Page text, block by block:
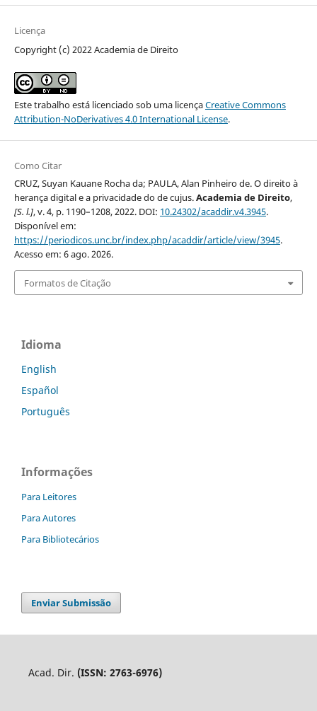
Licença
Copyright (c) 2022 Academia de Direito
Este trabalho está licenciado sob uma licençaCreative Commons
Attribution-NoDerivatives 4.0 International License.
Como Citar
CRUZ, Suyan Kauane Rocha da; PAULA, Alan Pinheiro de. O direito à
herança digital e a privacidade do de cujus.Academia de Direito,
[S. l.], v. 4, p. 1190–1208, 2022. DOI: 10.24302/acaddir.v4.3945.
Disponível em:
https://periodicos.unc.br/index.php/acaddir/article/view/3945.
Acesso em: 6 ago. 2026.
Formatos de Citação
Idioma
English
Español
Português
Informações
Para Leitores
Para Autores
Para Bibliotecários
Enviar Submissão
Acad. Dir. (ISSN: 2763-6976)